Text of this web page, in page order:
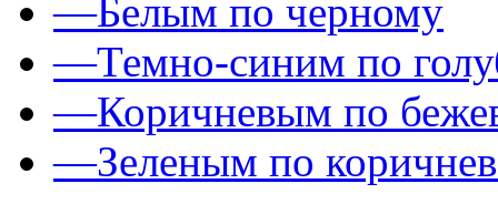
—Белым по черному
—Темно-синим по
—Коричневым по
—Зеленым по